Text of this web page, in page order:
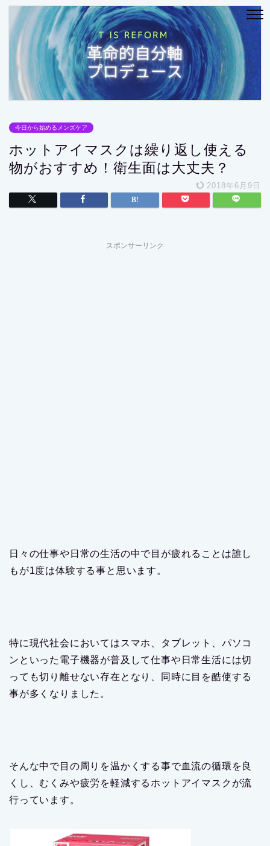
今日から始めるメンズケア
ホットアイマスクは繰り返し使える
物がおすすめ！衛生面は大丈夫？
2018年6月9日
スポンサーリンク
日々の仕事や日常の生活の中で目が疲れることは誰し
もが1度は体験する事と思います。
特に現代社会においてはスマホ、タブレット、パソコ
ンといった電子機器が普及して仕事や日常生活には切
っても切り離せない存在となり、同時に目を酷使する
事が多くなりました。
そんな中で目の周りを温かくする事で血流の循環を良
くし、むくみや疲労を軽減するホットアイマスクが流
行っています。